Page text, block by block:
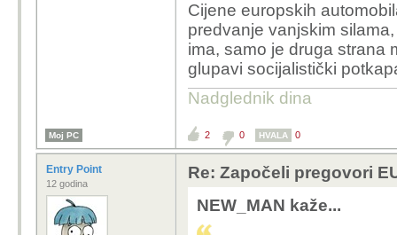
Cijene europskih
predvanje vanjskim
ima, samo je druga strana
glupavi socijalistički
Nadglednik dina
Moj PC 2 0 HVALA 0
Entry Point
12 godina
Re: Započeli pregovori
NEW_MAN kaže...